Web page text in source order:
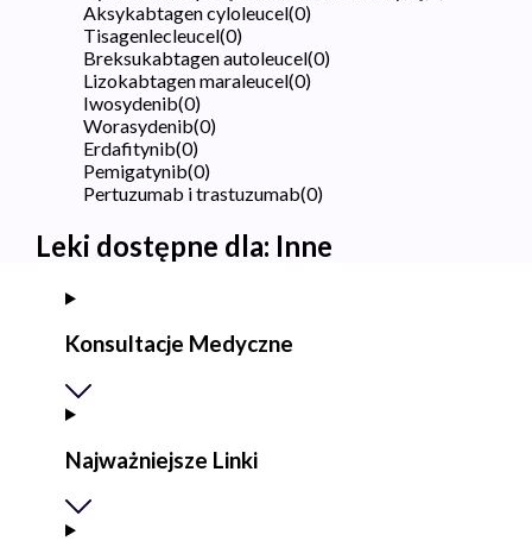
Aksykabtagen cyloleucel(0)
Tisagenlecleucel(0)
Breksukabtagen autoleucel(0)
Lizokabtagen maraleucel(0)
Iwosydenib(0)
Worasydenib(0)
Erdafitynib(0)
Pemigatynib(0)
Pertuzumab i trastuzumab(0)
Leki dostępne dla: Inne
Konsultacje Medyczne
Najważniejsze Linki